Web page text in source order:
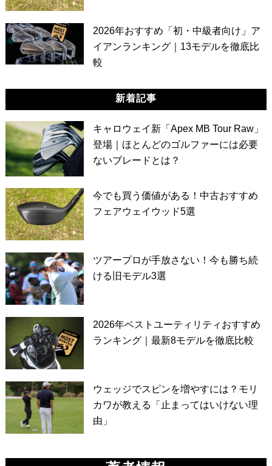
2026年おすすめ「初・中級者向け」ア
イアンランキング｜13モデルを徹底比
較
新着記事
キャロウェイ新「Apex MB Tour Raw」
登場｜ほとんどのゴルファーには必要
ないブレードとは？
今でも買う価値がある！中古おすすめ
フェアウェイウッド5選
ツアープロが手放さない！今も勝ち続
ける旧モデル3選
2026年ベストユーティリティおすすめ
ランキング｜最新8モデルを徹底比較
ウェッジでスピンを増やすには？モリ
カワが教える「止まってはいけない理
由」